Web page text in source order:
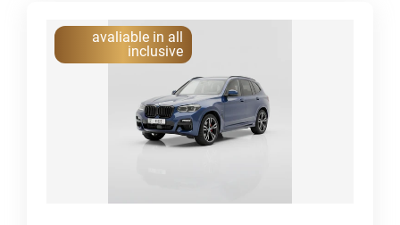
avaliable in all
inclusive